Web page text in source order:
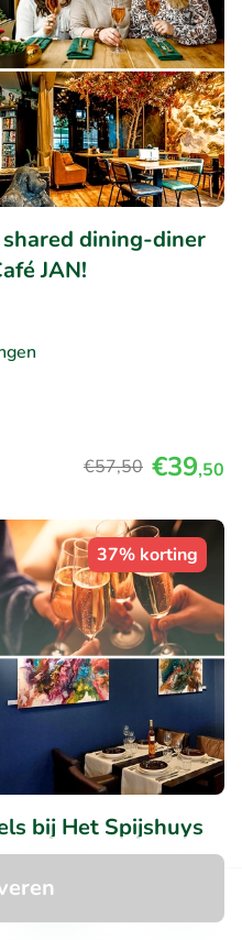
dining-diner
JAN!
€57,50 €39,50
37% korting
bij Het Spijshuys